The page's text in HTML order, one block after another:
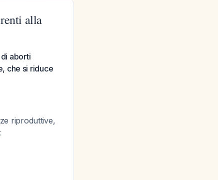
alla
aborti
che si riduce
riproduttive,